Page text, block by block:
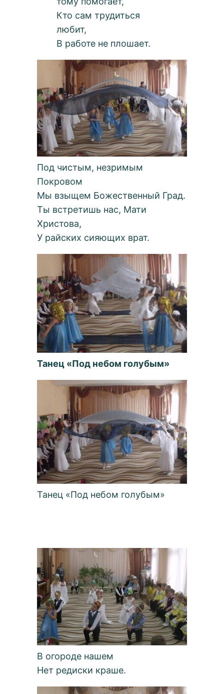
Кто сам трудиться
любит,
В работе не плошает.
Под чистым, незримым
Покровом
Мы взыщем Божественный Град.
Ты встретишь нас, Мати
Христова,
У райских сияющих врат.
Танец «Под небом голубым»
Танец «Под небом голубым»
В огороде нашем
Нет редиски краше.